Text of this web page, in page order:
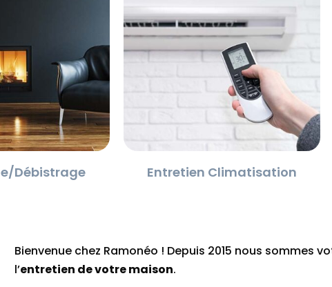
Débistrage Entretien Climatisation
Bienvenue chez Ramonéo ! Depuis 2015 nous sommes
l’entretien de votre maison.